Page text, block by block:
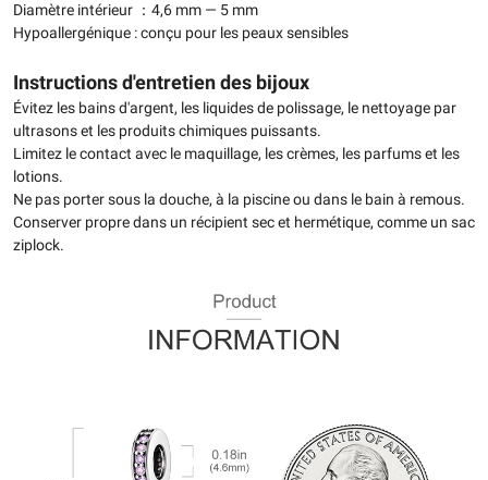
Diamètre intérieur ：4,6 mm — 5 mm
Hypoallergénique : conçu pour les peaux sensibles
Instructions d'entretien des bijoux
Évitez les bains d'argent, les liquides de polissage, le nettoyage par
ultrasons et les produits chimiques puissants.
Limitez le contact avec le maquillage, les crèmes, les parfums et les
lotions.
Ne pas porter sous la douche, à la piscine ou dans le bain à remous.
Conserver propre dans un récipient sec et hermétique, comme un sac
ziplock.